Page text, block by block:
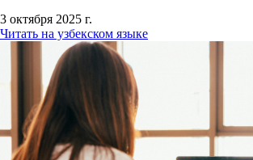
3 октября 2025 г.
Читать на узбекском языке